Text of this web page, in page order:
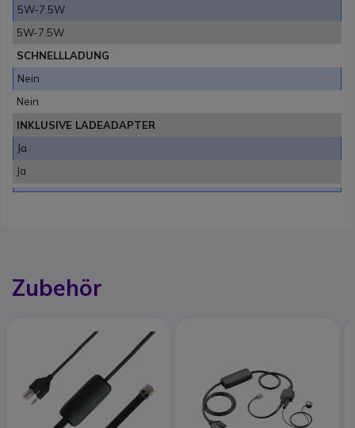
5W-7.5W
5W-7.5W
SCHNELLLADUNG
Nein
Nein
INKLUSIVE LADEADAPTER
Ja
Ja
Zubehör